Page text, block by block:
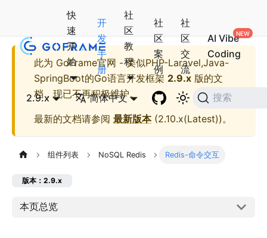
快
速
开
始
开
发
手
册
社
区
教
程
社
区
案
例
社
区
交
流
AI Vibe
Coding
2.9.x 简体中文 搜索
此为 GoFrame官网 - 类似PHP-Laravel,Java-
SpringBoot的Go语言开发框架 2.9.x 版的文
档，现已不再积极维护。
最新的文档请参阅 最新版本(2.10.x(Latest))。
组件列表 NoSQL Redis Redis-命令交互
版本：2.9.x
本页总览